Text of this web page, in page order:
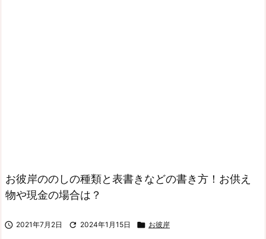
お彼岸ののしの種類と表書きなどの書き方！お供え
物や現金の場合は？
 2021年7月2日  2024年1月15日  お彼岸